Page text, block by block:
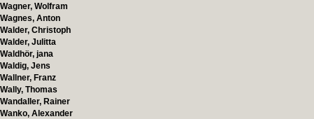
Wagner, Wolfram
Wagnes, Anton
Walder, Christoph
Walder, Julitta
Waldhör, jana
Waldig, Jens
Wallner, Franz
Wally, Thomas
Wandaller, Rainer
Wanko, Alexander